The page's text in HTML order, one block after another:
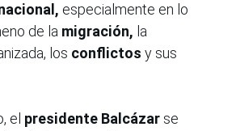
especialmente en lo
de la migración, la
los conflictos y sus
el presidente Balcázar se